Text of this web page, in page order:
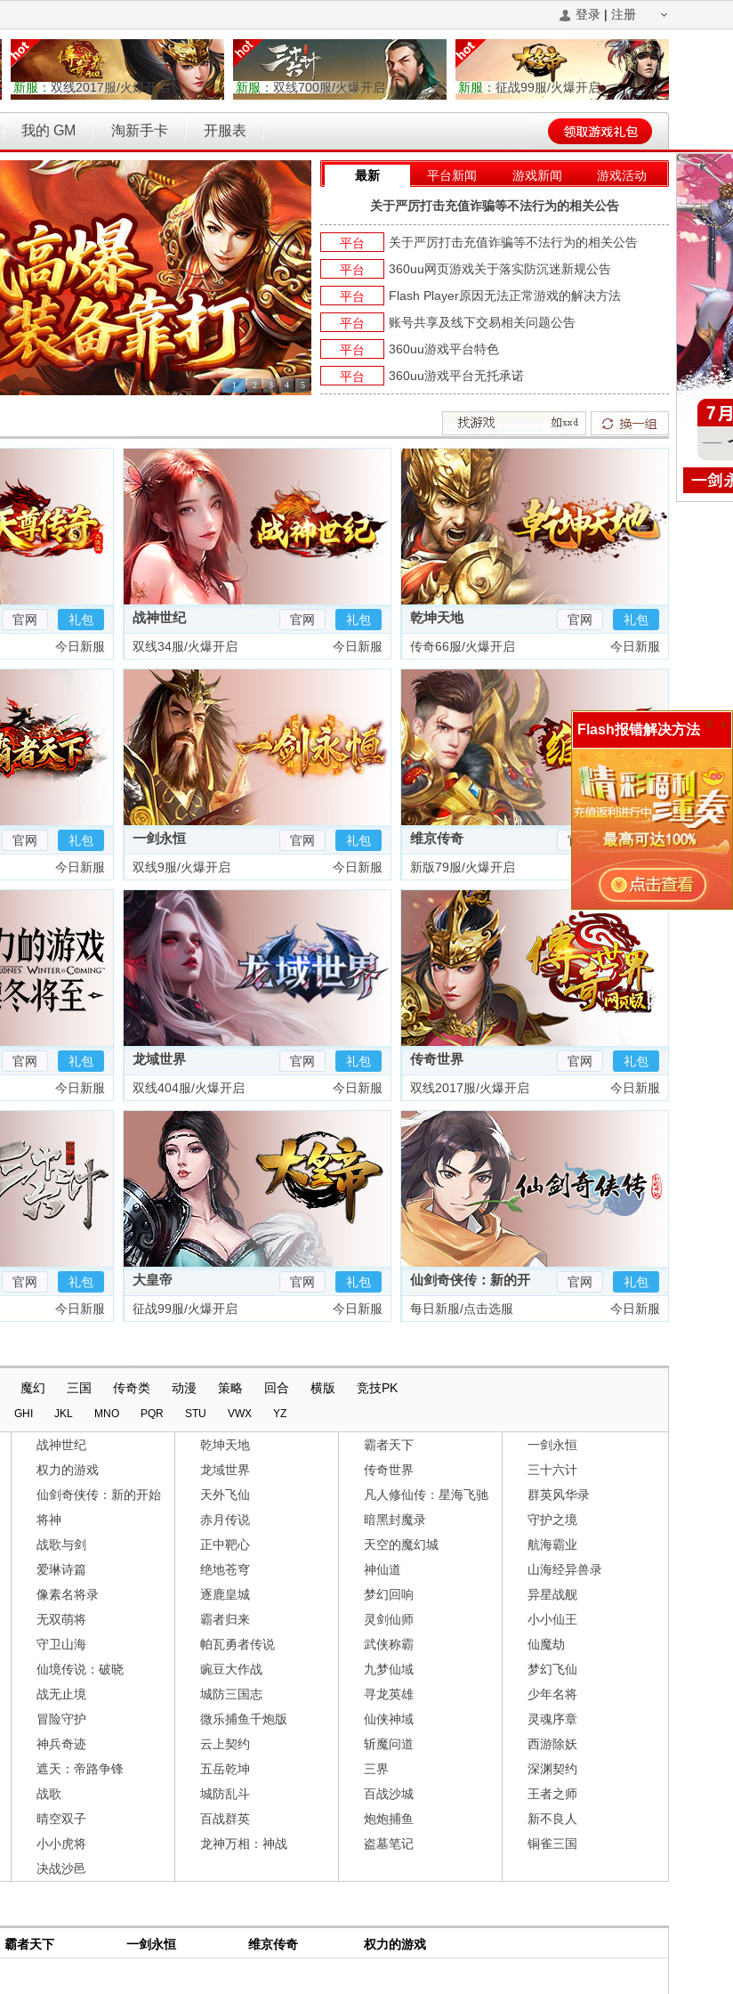
登录 | 注册
新服： 双线2017服/火爆开启 新服： 双线700服/火爆开启 新服： 征战99服/火爆开启
我的 GM 淘新手卡 开服表
乾坤天地
开天西游
霸者归来
权力的游戏
维京传奇
1 2 3 4 5
最新 平台新闻 游戏新闻 游戏活动
关于严厉打击充值诈骗等不法行为的相关公告
平台
关于严厉打击充值诈骗等不法行为的相关公告
平台
360uu网页游戏关于落实防沉迷新规公告
平台
Flash Player原因无法正常游戏的解决方法
平台
账号共享及线下交易相关问题公告
平台
360uu游戏平台特色
平台
360uu游戏平台无托承诺
官网
礼包
今日新服
战神世纪 官网
礼包
今日新服
双线34服/火爆开启
乾坤天地 官网
礼包
今日新服
传奇66服/火爆开启
官网
礼包
今日新服
一剑永恒 官网
礼包
今日新服
双线9服/火爆开启
维京传奇 官网
礼包
今日新服
新版79服/火爆开启
官网
礼包
今日新服
龙域世界 官网
礼包
今日新服
双线404服/火爆开启
传奇世界 官网
礼包
今日新服
双线2017服/火爆开启
官网
礼包
今日新服
大皇帝 官网
礼包
今日新服
征战99服/火爆开启
仙剑奇侠传：新的开
始
官网
礼包
今日新服
每日新服/点击选服
魔幻 三国 传奇类 动漫 策略 回合 横版 竞技PK
GHI JKL MNO PQR STU VWX YZ
战神世纪 乾坤天地 霸者天下
一剑永恒
权力的游戏 龙域世界 传奇世界
三十六计
仙剑奇侠传：新的开始 天外飞仙 凡人修仙传：星海飞驰
群英风华录
将神 赤月传说 暗黑封魔录
守护之境
战歌与剑 正中靶心 天空的魔幻城
航海霸业
爱琳诗篇 绝地苍穹 神仙道
山海经异兽录
像素名将录 逐鹿皇城 梦幻回响
异星战舰
无双萌将 霸者归来 灵剑仙师
小小仙王
守卫山海 帕瓦勇者传说 武侠称霸
仙魔劫
仙境传说：破晓 豌豆大作战 九梦仙域
梦幻飞仙
战无止境 城防三国志 寻龙英雄
少年名将
冒险守护 微乐捕鱼千炮版 仙侠神域
灵魂序章
神兵奇迹 云上契约 斩魔问道
西游除妖
遮天：帝路争锋 五岳乾坤 三界
深渊契约
战歌 城防乱斗 百战沙城
王者之师
晴空双子 百战群英 炮炮捕鱼
新不良人
小小虎将 龙神万相：神战 盗墓笔记
铜雀三国
决战沙邑
霸者天下 一剑永恒 维京传奇 权力的游戏
0 r
Flash报错解决方法